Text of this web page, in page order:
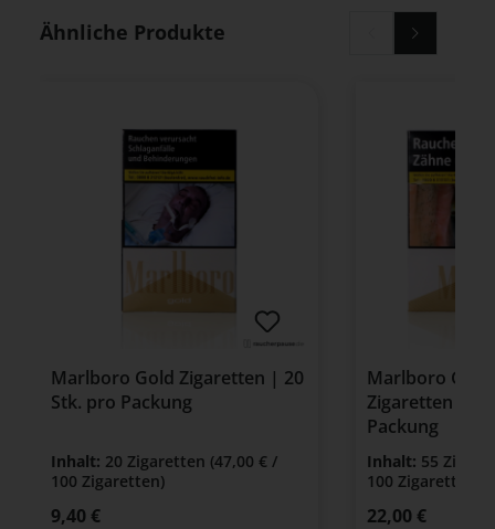
Produktgalerie überspringen
Ähnliche Produkte
Marlboro Gold Zigaretten | 20
Stk. pro Packung
Inhalt: 20 Zigaretten (47,00 € /
100 Zigaretten)
Regulärer Preis:
9,40 €
Marlboro Gold
Zigaretten |
Packung
Inhalt: 55
100 Zigaretten)
Regulärer Preis:
22,00 €